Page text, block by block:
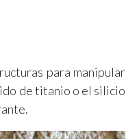
para manipular
de titanio o el silicio